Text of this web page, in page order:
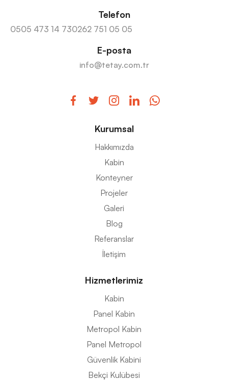
Telefon
0505 473 14 730262 751 05 05
E-posta
info@tetay.com.tr
Kurumsal
Hakkımızda
Kabin
Konteyner
Projeler
Galeri
Blog
Referanslar
İletişim
Hizmetlerimiz
Kabin
Panel Kabin
Metropol Kabin
Panel Metropol
Güvenlik Kabini
Bekçi Kulübesi